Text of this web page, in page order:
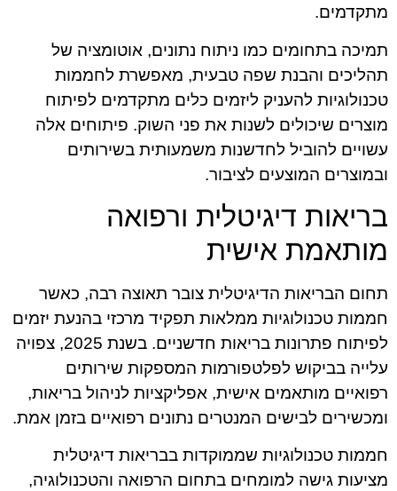
מתקדמים.
תמיכה בתחומים כמו ניתוח נתונים, אוטומציה של
תהליכים והבנת שפה טבעית, מאפשרת לחממות
טכנולוגיות להעניק ליזמים כלים מתקדמים לפיתוח
מוצרים שיכולים לשנות את פני השוק. פיתוחים אלה
עשויים להוביל לחדשנות משמעותית בשירותים
ובמוצרים המוצעים לציבור.
בריאות דיגיטלית ורפואה
מותאמת אישית
תחום הבריאות הדיגיטלית צובר תאוצה רבה, כאשר
חממות טכנולוגיות ממלאות תפקיד מרכזי בהנעת יזמים
לפיתוח פתרונות בריאות חדשניים. בשנת 2025, צפויה
עלייה בביקוש לפלטפורמות המספקות שירותים
רפואיים מותאמים אישית, אפליקציות לניהול בריאות,
ומכשירים לבישים המנטרים נתונים רפואיים בזמן אמת.
חממות טכנולוגיות שממוקדות בבריאות דיגיטלית
מציעות גישה למומחים בתחום הרפואה והטכנולוגיה,